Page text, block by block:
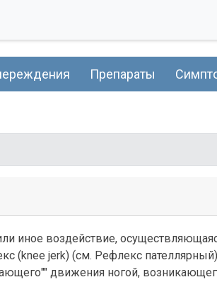
Препараты
иное воздействие,
(knee jerk) (см. Рефлекс пателлярный)
движения ногой,